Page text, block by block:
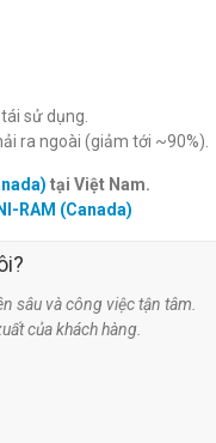
sử dụng.
ra ngoài (giảm tới ~90%).
tại Việt Nam.
RAM (Canada)
sâu và công việc tận tâm.
của khách hàng.